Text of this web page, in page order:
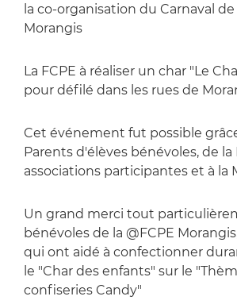
la co-organisation du Carnaval de
Morangis
La FCPE à réaliser un char "Le
pour défilé dans les rues de
Cet événement fut possible
Parents d'élèves bénévoles, de la
associations participantes et à la
Un grand merci tout
bénévoles de la @FCPE
qui ont aidé à confectionner
le "Char des enfants" sur le
confiseries Candy"